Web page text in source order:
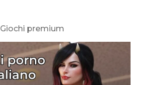
Giochi premium